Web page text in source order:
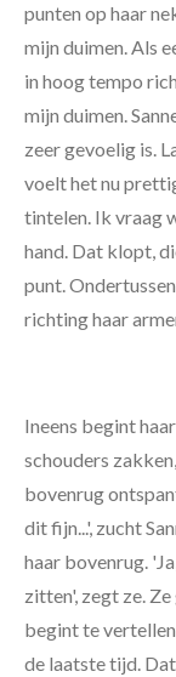
punten op haar
mijn duimen. Als
in hoog tempo
mijn duimen.
zeer gevoelig is.
voelt het nu
tintelen. Ik vraag
hand. Dat klopt,
punt.
richting haar
Ineens begint
schouders
bovenrug
dit fijn...', zucht
haar bovenrug.
zitten', zegt ze.
begint te
de laatste tijd.